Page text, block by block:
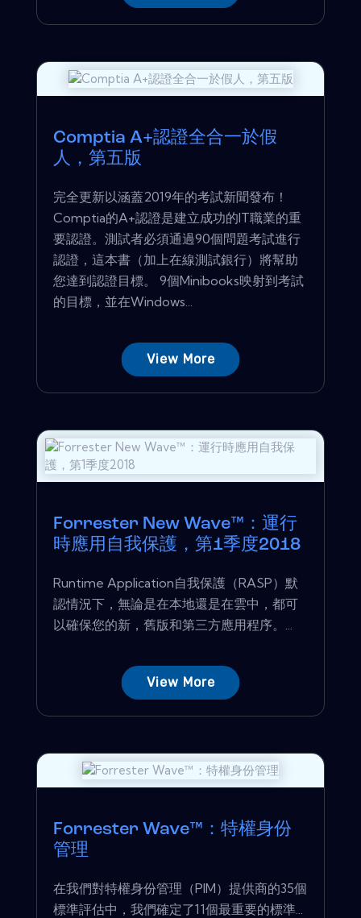
Comptia A+認證全合一於假
人，第五版
完全更新以涵蓋2019年的考試新聞發布！
Comptia的A+認證是建立成功的IT職業的重
要認證。測試者必須通過90個問題考試進行
認證，這本書（加上在線測試銀行）將幫助
您達到認證目標。 9個Minibooks映射到考試
的目標，並在Windows...
View More
Forrester New Wave™：運行
時應用自我保護，第1季度2018
Runtime Application自我保護（RASP）默
認情況下，無論是在本地還是在雲中，都可
以確保您的新，舊版和第三方應用程序。...
View More
Forrester Wave™：特權身份
管理
在我們對特權身份管理（PIM）提供商的35個
標準評估中，我們確定了11個最重要的標準...